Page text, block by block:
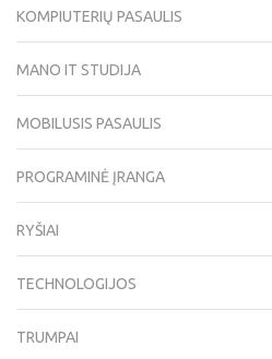
KOMPIUTERIŲ PASAULIS
MANO IT STUDIJA
MOBILUSIS PASAULIS
PROGRAMINĖ ĮRANGA
RYŠIAI
TECHNOLOGIJOS
TRUMPAI